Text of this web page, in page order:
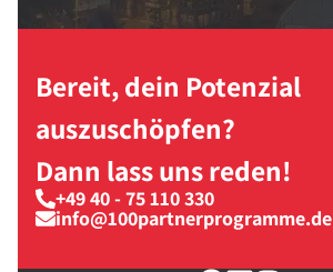
Bereit, dein Potenzial
auszuschöpfen?
Dann lass uns reden!
+49 40 - 75 110 330
info@100partnerprogramme.de